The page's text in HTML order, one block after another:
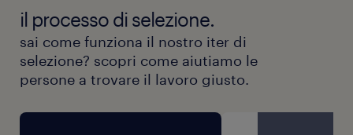
il processo di selezione.
sai come funziona il nostro iter di
selezione? scopri come aiutiamo le
persone a trovare il lavoro giusto.